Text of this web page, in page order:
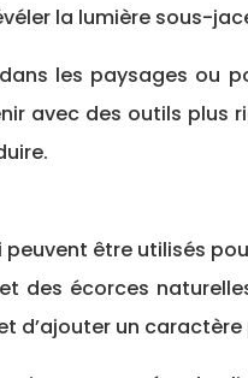
la lumière sous-
les paysages ou
avec des outils plus
être utilisés
des écorces
un